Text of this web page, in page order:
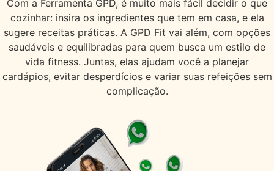
Com a Ferramenta GPD, é muito mais fácil decidir o que
cozinhar: insira os ingredientes que tem em casa, e ela
sugere receitas práticas. A GPD Fit vai além, com opções
saudáveis e equilibradas para quem busca um estilo de
vida fitness. Juntas, elas ajudam você a planejar
cardápios, evitar desperdícios e variar suas refeições sem
complicação.